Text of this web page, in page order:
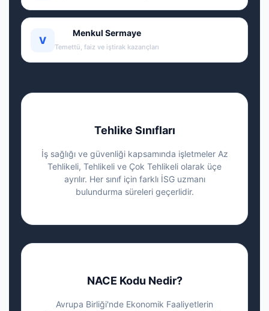
V
Menkul Sermaye
Temettü, faiz ve iştirak kazançları
Tehlike Sınıfları
İş sağlığı ve güvenliği kapsamında işletmeler Az
Tehlikeli, Tehlikeli ve Çok Tehlikeli olarak üçe
ayrılır. Her sınıf için farklı İSG uzmanı
bulundurma süreleri geçerlidir.
NACE Kodu Nedir?
Avrupa Birliği'nde Ekonomik Faaliyetlerin